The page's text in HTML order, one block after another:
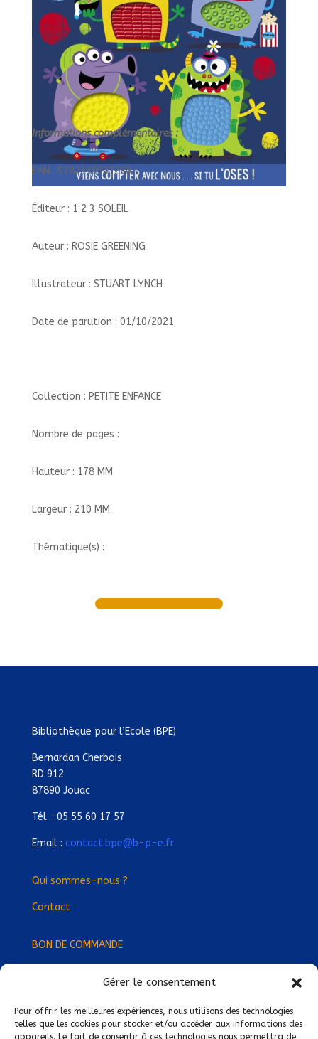
Gérer le consentement
Pour offrir les meilleures expériences, nous utilisons des technologies
telles que les cookies pour stocker et/ou accéder aux informations des
appareils. Le fait de consentir à ces technologies nous permettra de
Informations complémentaires :
EAN : 9782359907230
Éditeur : 1 2 3 SOLEIL
Auteur : ROSIE GREENING
Illustrateur : STUART LYNCH
Date de parution : 01/10/2021
Collection : PETITE ENFANCE
Nombre de pages :
Hauteur : 178 MM
Largeur : 210 MM
Thématique(s) :
Bibliothèque pour l’Ecole (BPE)
Bernardan Cherbois
RD 912
87890 Jouac
Tél. : 05 55 60 17 57
Email : contact.bpe@b-p-e.fr
Qui sommes-nous ?
Contact
BON DE COMMANDE
Devenez Délégué·e Régional·e !
Trouvez-nous près de chez vous !